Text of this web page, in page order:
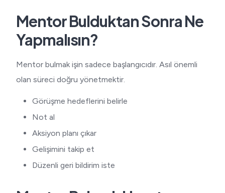
Mentor Bulduktan Sonra Ne
Yapmalısın?
Mentor bulmak işin sadece başlangıcıdır. Asıl önemli
olan süreci doğru yönetmektir.
Görüşme hedeflerini belirle
Not al
Aksiyon planı çıkar
Gelişimini takip et
Düzenli geri bildirim iste